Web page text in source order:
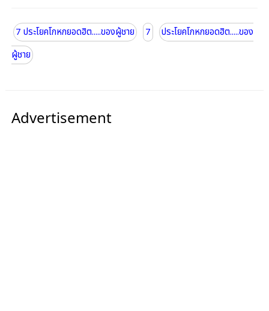
7 ประโยคโกหกยอดฮิต.....ของผู้ชาย 7
ประโยคโกหกยอดฮิต.....ของ
ผู้ชาย
Advertisement